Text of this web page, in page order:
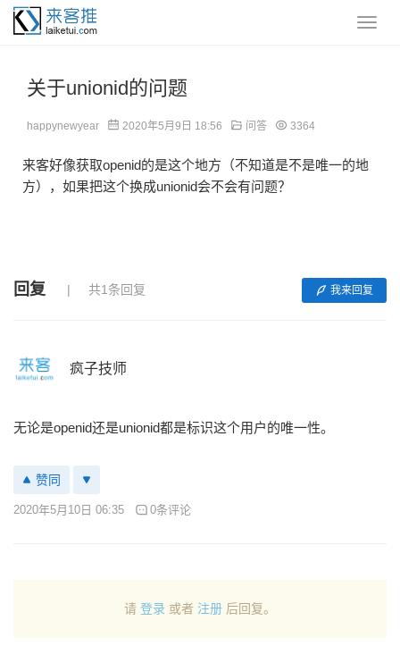
关于unionid的问题
happynewyear 2020年5月9日 18:56 问答 3364
来客好像获取openid的是这个地方（不知道是不是唯一的地
方），如果把这个换成unionid会不会有问题？
回复 共1条回复 我来回复
疯子技师
无论是openid还是unionid都是标识这个用户的唯一性。
赞同
2020年5月10日 06:35 0条评论
请 登录 或者 注册 后回复。